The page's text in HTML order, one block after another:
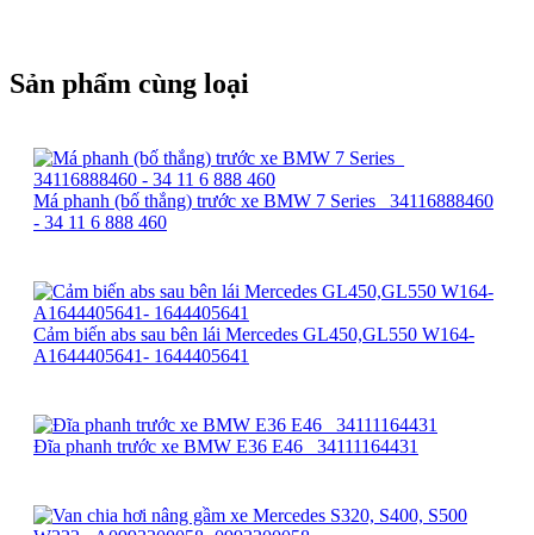
Sản phẩm cùng loại
Má phanh (bố thắng) trước xe BMW 7 Series_ 34116888460
- 34 11 6 888 460
Cảm biến abs sau bên lái Mercedes GL450,GL550 W164-
A1644405641- 1644405641
Đĩa phanh trước xe BMW E36 E46_ 34111164431